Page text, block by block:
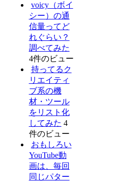
voicy（ボイ
シー）の通
信量ってど
れぐらい？
調べてみた
4件のビュー
持ってるク
リエイティ
ブ系の機
材・ツール
をリスト化
してみた 4
件のビュー
おもしろい
YouTube動
画は、毎回
同じパター